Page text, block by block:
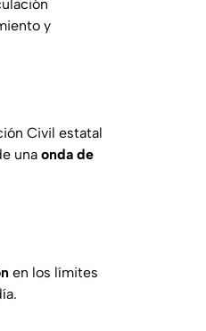
y
Civil estatal
una onda de
en los límites